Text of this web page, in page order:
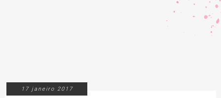
17 janeiro 2017